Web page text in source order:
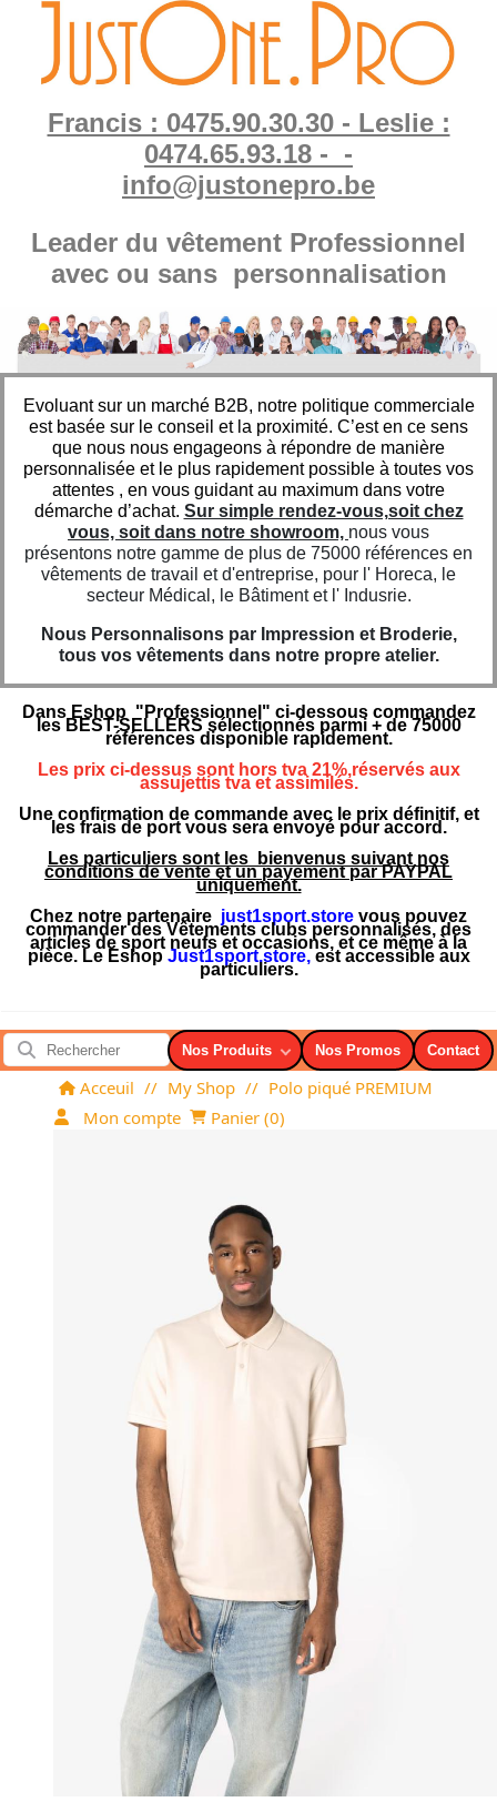
Francis : 0475.90.30.30 - Leslie :
0474.65.93.18 - -
info@justonepro.be
Leader du vêtement Professionnel
avec ou sans personnalisation
Evoluant sur un marché B2B, notre politique commerciale
est basée sur le conseil et la proximité. C’est en ce sens
que nous nous engageons à répondre de manière
personnalisée et le plus rapidement possible à toutes vos
attentes , en vous guidant au maximum dans votre
démarche d’achat. Sur simple rendez-vous,soit chez
vous, soit dans notre showroom, nous vous
présentons notre gamme de plus de 75000 références en
vêtements de travail et d'entreprise, pour l' Horeca, le
secteur Médical, le Bâtiment et l' Indusrie.
Nous Personnalisons par Impression et Broderie,
tous vos vêtements dans notre propre atelier.
Dans Eshop "Professionnel" ci-dessous commandez
les BEST-SELLERS sélectionnés parmi + de 75000
références disponible rapidement.
Les prix ci-dessus sont hors tva 21%,réservés aux
assujettis tva et assimilés.
Une confirmation de commande avec le prix définitif, et
les frais de port vous sera envoyé pour accord.
Les particuliers sont les bienvenus suivant nos
conditions de vente et un payement par PAYPAL
uniquement.
Chez notre partenaire just1sport.store vous pouvez
commander des Vêtements clubs personnalisés, des
articles de sport neufs et occasions, et ce même à la
pièce. Le Eshop Just1sport.store,est accessible aux
particuliers.
Nos Produits Nos Promos Contact
Acceuil // My Shop // Polo piqué PREMIUM
Mon compte
Panier (0)